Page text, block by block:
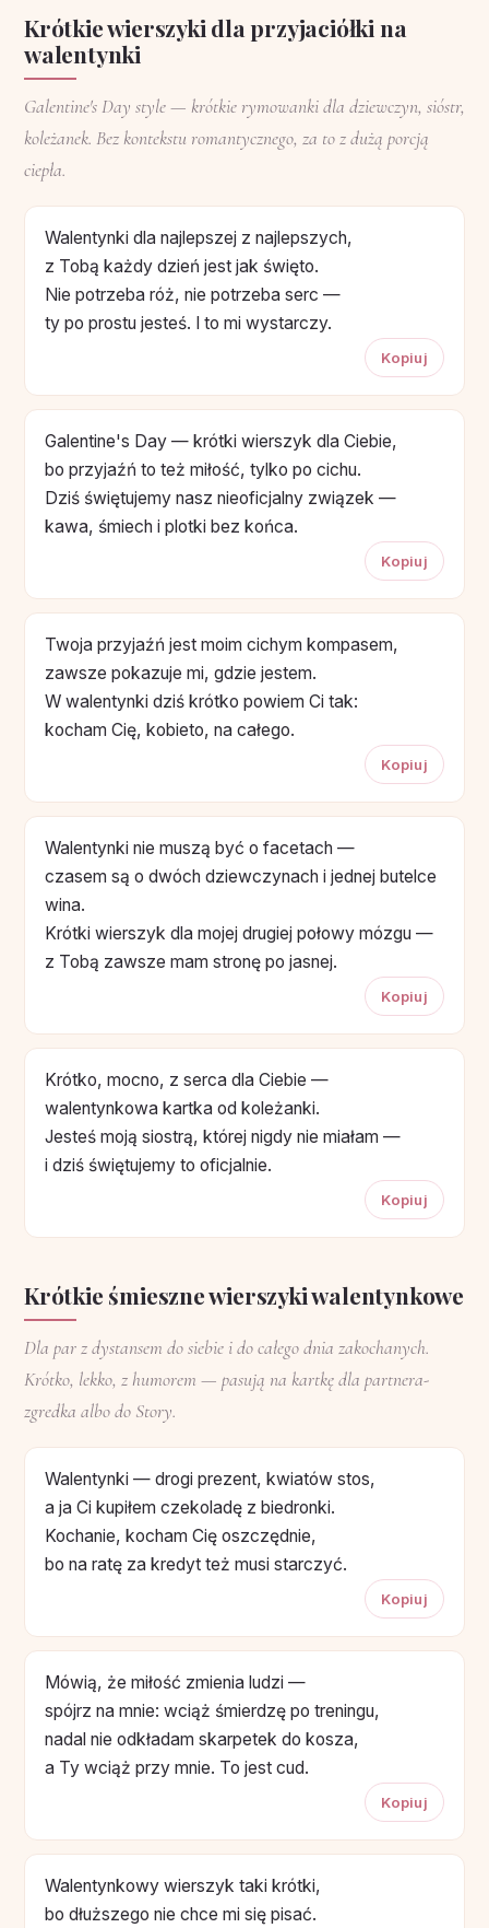
Krótkie wierszyki dla przyjaciółki na
walentynki
Galentine's Day style — krótkie rymowanki dla dziewczyn, sióstr,
koleżanek. Bez kontekstu romantycznego, za to z dużą porcją
ciepła.
Walentynki dla najlepszej z najlepszych,
z Tobą każdy dzień jest jak święto.
Nie potrzeba róż, nie potrzeba serc —
ty po prostu jesteś. I to mi wystarczy.
Kopiuj
Galentine's Day — krótki wierszyk dla Ciebie,
bo przyjaźń to też miłość, tylko po cichu.
Dziś świętujemy nasz nieoficjalny związek —
kawa, śmiech i plotki bez końca.
Kopiuj
Twoja przyjaźń jest moim cichym kompasem,
zawsze pokazuje mi, gdzie jestem.
W walentynki dziś krótko powiem Ci tak:
kocham Cię, kobieto, na całego.
Kopiuj
Walentynki nie muszą być o facetach —
czasem są o dwóch dziewczynach i jednej butelce
wina.
Krótki wierszyk dla mojej drugiej połowy mózgu —
z Tobą zawsze mam stronę po jasnej.
Kopiuj
Krótko, mocno, z serca dla Ciebie —
walentynkowa kartka od koleżanki.
Jesteś moją siostrą, której nigdy nie miałam —
i dziś świętujemy to oficjalnie.
Kopiuj
Krótkie śmieszne wierszyki walentynkowe
Dla par z dystansem do siebie i do całego dnia zakochanych.
Krótko, lekko, z humorem — pasują na kartkę dla partnera-
zgredka albo do Story.
Walentynki — drogi prezent, kwiatów stos,
a ja Ci kupiłem czekoladę z biedronki.
Kochanie, kocham Cię oszczędnie,
bo na ratę za kredyt też musi starczyć.
Kopiuj
Mówią, że miłość zmienia ludzi —
spójrz na mnie: wciąż śmierdzę po treningu,
nadal nie odkładam skarpetek do kosza,
a Ty wciąż przy mnie. To jest cud.
Kopiuj
Walentynkowy wierszyk taki krótki,
bo dłuższego nie chce mi się pisać.